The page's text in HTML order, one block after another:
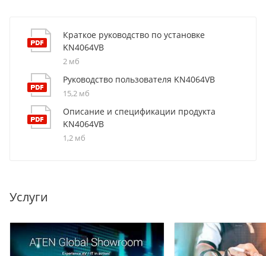
Краткое руководство по установке
KN4064VB
2 мб
Руководство пользователя KN4064VB
15,2 мб
Описание и спецификации продукта
KN4064VB
1,2 мб
Услуги